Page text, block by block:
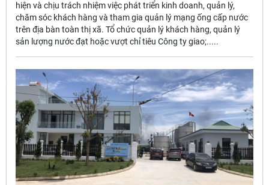
hiện và chịu trách nhiệm việc phát triển kinh doanh, quản lý,
chăm sóc khách hàng và tham gia quản lý mạng ống cấp nước
trên địa bàn toàn thị xã. Tổ chức quản lý khách hàng, quản lý
sản lượng nước đạt hoặc vượt chỉ tiêu Công ty giao;.....